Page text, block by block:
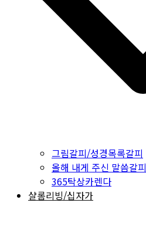
그림갈피/성경목록갈피
올해 내게 주신 말씀갈피
365탁상카렌다
샬롬리빙/십자가